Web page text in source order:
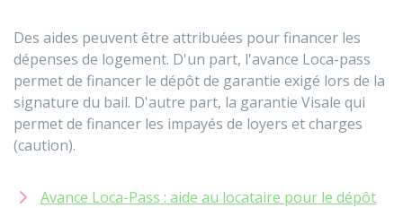
Des aides peuvent être attribuées pour financer les
dépenses de logement. D'un part, l'avance Loca-pass
permet de financer le dépôt de garantie exigé lors de la
signature du bail. D'autre part, la garantie Visale qui
permet de financer les impayés de loyers et charges
(caution).
Avance Loca-Pass : aide au locataire pour le dépôt